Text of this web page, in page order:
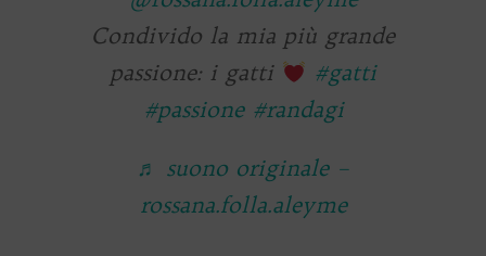
Condivido la mia più grande
passione: i gatti
#gatti
#passione #randagi
♬ suono originale –
rossana.folla.aleyme